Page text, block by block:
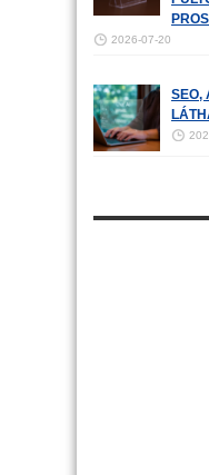
2026-07-20
SEO,